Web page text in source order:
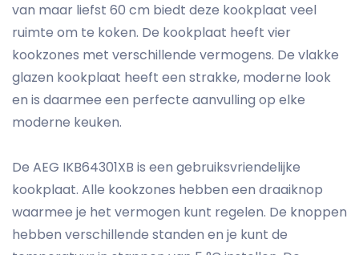
van maar liefst 60 cm biedt deze kookplaat veel
ruimte om te koken. De kookplaat heeft vier
kookzones met verschillende vermogens. De vlakke
glazen kookplaat heeft een strakke, moderne look
en is daarmee een perfecte aanvulling op elke
moderne keuken.
De AEG IKB64301XB is een gebruiksvriendelijke
kookplaat. Alle kookzones hebben een draaiknop
waarmee je het vermogen kunt regelen. De knoppen
hebben verschillende standen en je kunt de